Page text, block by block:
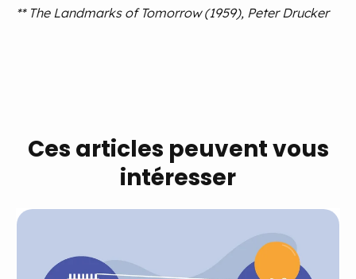
** The Landmarks of Tomorrow (1959), Peter Drucker
Ces articles peuvent vous
intéresser